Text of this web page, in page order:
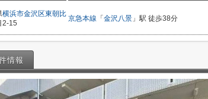
横浜市金沢区東朝比
2-15
京急本線 「 金沢八景 」駅 徒歩38分
情報